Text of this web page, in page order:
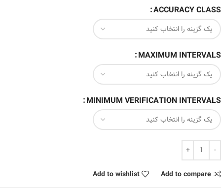
ACCURACY CLASS
MAXIMUM INTERVALS
MINIMUM VERIFICATION INTERVALS
Add to compare
Add to wishlist